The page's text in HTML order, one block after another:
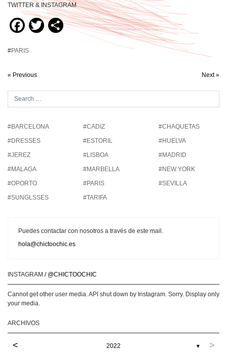
TWITTER & INSTAGRAM
Facebook
TwitterCompartir
#PARIS
« Previous Next »
#BARCELONA #CADIZ
#CHAQUETAS
#DRESSES
#ESTORIL
#HUELVA
#JEREZ
#LISBOA
#MADRID
#MALAGA
#MARBELLA
#NEW YORK
#OPORTO
#PARIS
#SEVILLA
#SUNGLSSES
#TARIFA
Puedes contactar con nosotros a través de este mail.
hola@chictoochic.es
INSTAGRAM / @CHICTOOCHIC
Cannot get other user media. API shut down by Instagram. Sorry. Display only
your media.
ARCHIVOS
< 2022 ▼ >